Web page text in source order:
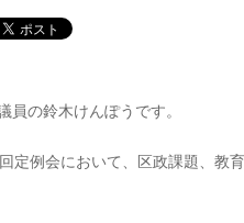
員の鈴木けんぽうです。
定例会において、区政課題、教